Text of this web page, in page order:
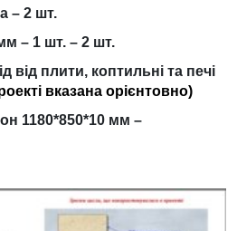
– 2 шт.
– 1 шт. – 2 шт.
від плити, коптильні та печі
вказана орієнтовно)
1180*850*10 мм –